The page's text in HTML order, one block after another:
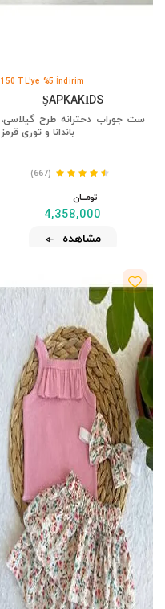
150 TL'ye %5 İndirim
ŞAPKAKİDS
ست جوراب دخترانه طرح گیلاسی،
باندانا و توری قرمز
(667)
تومــــــان
4,358,000
مشاهده